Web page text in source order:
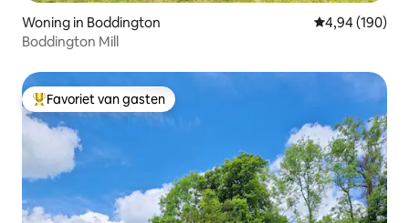
Woning in Boddington Gemiddelde
4,94 (190)
Boddington Mill
Topfavoriet van gasten
Favoriet van gasten